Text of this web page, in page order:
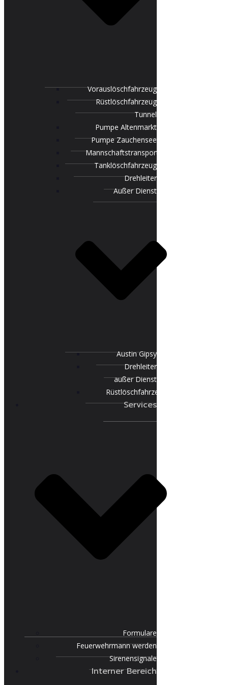
Vorauslöschfahrzeug
Rüstlöschfahrzeug
Tunnel
Pumpe Altenmarkt
Pumpe Zauchensee
Mannschaftstransportfahrzeug
Tanklöschfahrzeug
Drehleiter
Außer Dienst
Austin Gipsy
Drehleiter
außer Dienst
Rüstlöschfahrzeug
Services
Formulare
Feuerwehrmann werden
Sirenensignale
Interner Bereich